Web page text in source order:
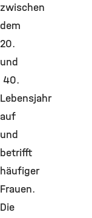
zwischen
dem
20.
und
40.
Lebensjahr
auf
und
betrifft
häufiger
Frauen.
Die